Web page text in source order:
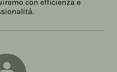
con efficienza e